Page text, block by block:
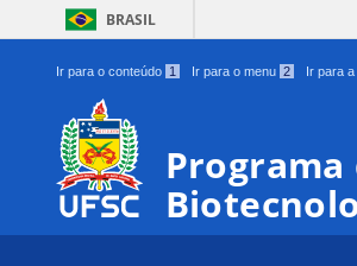
BRASIL
Ir para o conteúdo 1 Ir para o menu 2 Ir para
Programa